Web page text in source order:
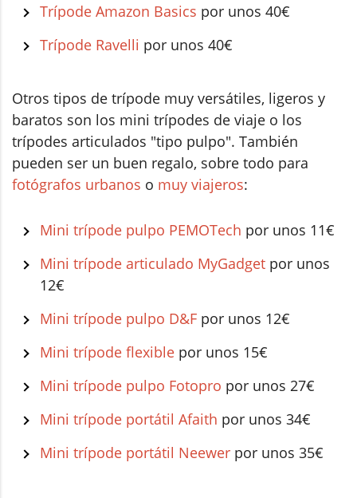
Trípode Amazon Basics por unos 40€
Trípode Ravelli por unos 40€
Otros tipos de trípode muy versátiles, ligeros y
baratos son los mini trípodes de viaje o los
trípodes articulados "tipo pulpo". También
pueden ser un buen regalo, sobre todo para
fotógrafos urbanos o muy viajeros:
Mini trípode pulpo PEMOTech por unos 11€
Mini trípode articulado MyGadget por unos
12€
Mini trípode pulpo D&F por unos 12€
Mini trípode flexible por unos 15€
Mini trípode pulpo Fotopro por unos 27€
Mini trípode portátil Afaith por unos 34€
Mini trípode portátil Neewer por unos 35€